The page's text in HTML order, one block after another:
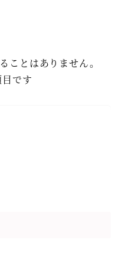
ことはありません。
です